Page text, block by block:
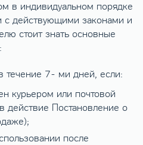
в индивидуальном порядке
с действующими законами и
стоит знать основные
течение 7- ми дней, если:
курьером или почтовой
действие Постановление о
после